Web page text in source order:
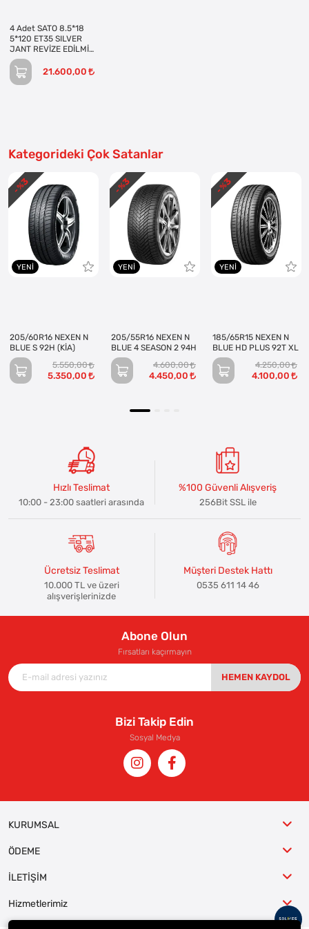
4 Adet SATO 8.5*18
5*120 ET35 SILVER
JANT REVİZE EDİLMİŞ
(Takım)
21.600,00
Kategorideki Çok Satanlar
YENI
205/60R16 NEXEN N
BLUE S 92H (KİA)
5.550,00
5.350,00
- %
3
YENI
205/55R16 NEXEN N
BLUE 4 SEASON 2 94H
4.600,00
4.450,00
- %
3
YENI
185/65R15 NEXEN N
BLUE HD PLUS 92T XL
4.250,00
4.100,00
- %
3
Hızlı Teslimat
10:00 - 23:00 saatleri arasında
%100 Güvenli Alışveriş
256Bit SSL ile
Ücretsiz Teslimat
10.000 TL ve üzeri
alışverişlerinizde
Müşteri Destek Hattı
0535 611 14 46
Abone Olun
Fırsatları kaçırmayın
HEMEN KAYDOL
Bizi Takip Edin
Sosyal Medya
KURUMSAL
ÖDEME
İLETİŞİM
Hizmetlerimiz